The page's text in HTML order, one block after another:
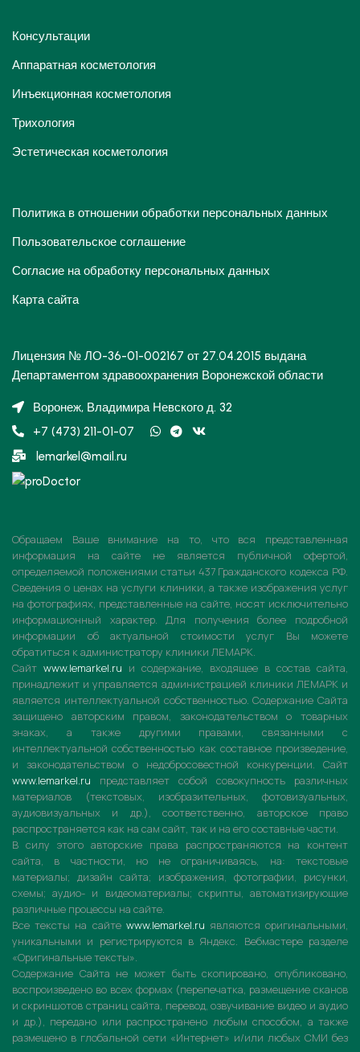
Консультации
Аппаратная косметология
Инъекционная косметология
Трихология
Эстетическая косметология
Политика в отношении обработки персональных данных
Пользовательское соглашение
Согласие на обработку персональных данных
Карта сайта
Лицензия № ЛО-36-01-002167 от 27.04.2015 выдана
Департаментом здравоохранения Воронежской области
Воронеж, Владимира Невского д. 32
+7 (473) 211-01-07
lemarkel@mail.ru
Обращаем Ваше внимание на то, что вся представленная
информация на сайте не является публичной офертой,
определяемой положениями статьи 437 Гражданского кодекса РФ.
Сведения о ценах на услуги клиники, а также изображения услуг
на фотографиях, представленные на сайте, носят исключительно
информационный характер. Для получения более подробной
информации об актуальной стоимости услуг Вы можете
обратиться к администратору клиники ЛЕМАРК.
Сайт www.lemarkel.ru и содержание, входящее в состав сайта,
принадлежит и управляется администрацией клиники ЛЕМАРК и
является интеллектуальной собственностью. Содержание Сайта
защищено авторским правом, законодательством о товарных
знаках, а также другими правами, связанными с
интеллектуальной собственностью как составное произведение,
и законодательством о недобросовестной конкуренции. Сайт
www.lemarkel.ru представляет собой совокупность различных
материалов (текстовых, изобразительных, фотовизуальных,
аудиовизуальных и др.), соответственно, авторское право
распространяется как на сам сайт, так и на его составные части.
В силу этого авторские права распространяются на контент
сайта, в частности, но не ограничиваясь, на: текстовые
материалы; дизайн сайта; изображения, фотографии, рисунки,
схемы; аудио- и видеоматериалы; скрипты, автоматизирующие
различные процессы на сайте.
Все тексты на сайте www.lemarkel.ru являются оригинальными,
уникальными и регистрируются в Яндекс. Вебмастере разделе
«Оригинальные тексты».
Содержание Сайта не может быть скопировано, опубликовано,
воспроизведено во всех формах (перепечатка, размещение сканов
и скриншотов страниц сайта, перевод, озвучивание видео и аудио
и др.), передано или распространено любым способом, а также
размещено в глобальной сети «Интернет» и/или любых СМИ без